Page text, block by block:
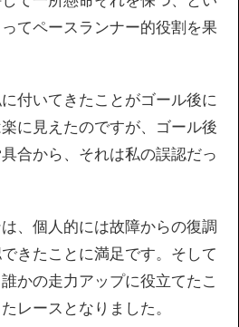
てペースランナー的役割を果
付いてきたことがゴール後に
に見えたのですが、ゴール後
合から、それは私の誤認だっ
、個人的には故障からの復調
きたことに満足です。そして
かの走力アップに役立てたこ
レースとなりました。